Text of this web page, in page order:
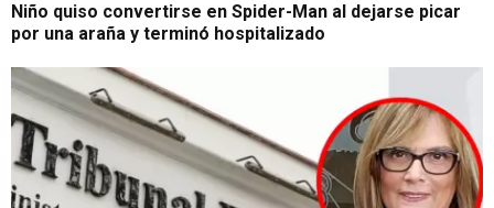
Niño quiso convertirse en Spider-Man al dejarse picar
por una araña y terminó hospitalizado